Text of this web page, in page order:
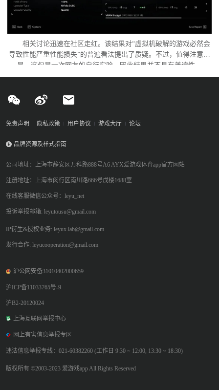
相关讨论迅速在社区走红。该结果对“虚拟机破解的游戏必然会
导致性能严重性能损失”的普遍看法提出了质疑。不过，值得注意的
是，这仅是一次网友的自行实验，因此结果并不具有普遍性。
免责声明 隐私政策 用户协议 游戏大厅 论坛
品牌资源及样式指南
公司地址：上海市静安区万科路888号A6 AYX爱游戏体育app官方网站
注册地址：上海市闵行区南川路666号戊楼1688室
在线客服微信公众号：leyu_net
投诉举报邮箱: leyutousu@gmail.com
IP衍生&授权业务: leyux.lab@gmail.com
发行合作: leyucooperation@gmail.com
沪公网安备31010402000659
沪ICP备11033765号-9
沪B2-20120024
上海互联网举报中心
网上有害信息举报专区
违法信息举报专线：021-60382260 (工作日 9:30 ~ 12:00, 13:30 ~ 18:30)
版权所有 ©2003-2023 爱游戏app All Rights Reserved